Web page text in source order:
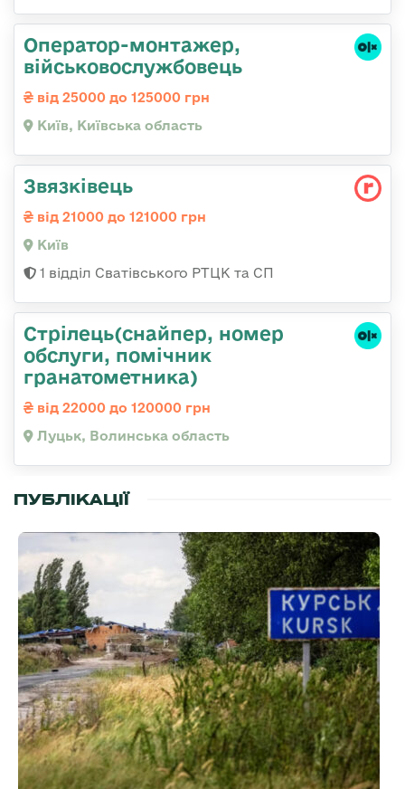
Оператор-монтажер,
військовослужбовець
від 25000 до 125000 грн
Київ, Київська область
Звязківець
від 21000 до 121000 грн
Київ
1 відділ Сватівського РТЦК та СП
Стрілець(снайпер, номер
обслуги, помічник
гранатометника)
від 22000 до 120000 грн
Луцьк, Волинська область
ПУБЛІКАЦІЇ